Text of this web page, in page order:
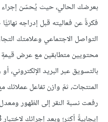
فكرةً عن فعاليته قبل إدراجه
محتويين متطابقين مع عرض قيمةٍ
بالتسويق عبر البريد
المنتجات، ثمّ وازن تفاعل عملائك
رفعت نسبة النقر إلى الظهور